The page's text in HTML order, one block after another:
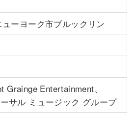
ーヨーク市ブルックリン
Grainge Entertainment、
サル ミュージック グループ